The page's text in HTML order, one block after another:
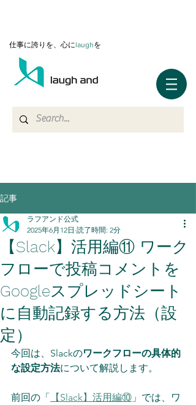
仕事に誇りを、心にlaughを
記事
【Slack】活用編⑪ ワーク
フローで投稿コメントを
Googleスプレッドシート
に自動記録する方法（設
定）
ラフアンド公式
2025年6月12日 読了時間: 2分
今回は、Slackのワークフローの具体的
な設定方法について解説します。
前回の「 【Slack】活用編⑩ 」では、ワ